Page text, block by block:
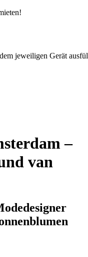
jeweiligen Gerät
–
van